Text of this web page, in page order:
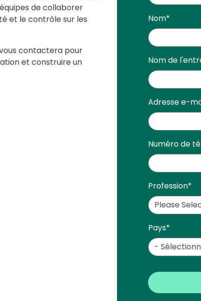
Nom*
Nom de
Adresse e-
Numéro de
Profession*
Pays*
de collaborer
et le contrôle sur les
contactera pour
et construire un